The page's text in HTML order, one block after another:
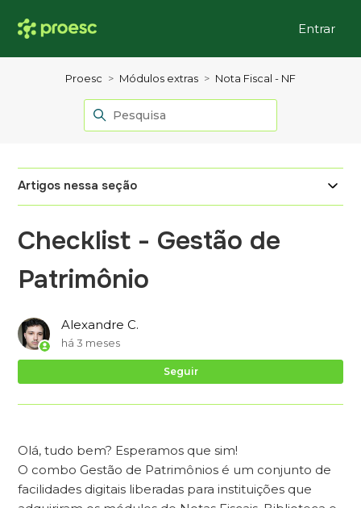
Entrar
Proesc Módulos extras Nota Fiscal - NF
Artigos nessa seção
Checklist - Gestão de
Patrimônio
Alexandre C.
há 3 meses
Seguir
Olá, tudo bem? Esperamos que sim!
O combo Gestão de Patrimônios é um conjunto de
facilidades digitais liberadas para instituições que